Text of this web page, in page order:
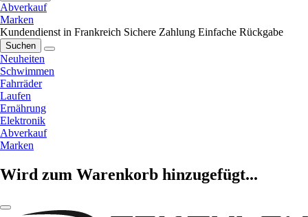
Abverkauf
Marken
Kundendienst in Frankreich Sichere Zahlung Einfache Rückgabe
Suchen
Neuheiten
Schwimmen
Fahrräder
Laufen
Ernährung
Elektronik
Abverkauf
Marken
Wird zum Warenkorb hinzugefügt...